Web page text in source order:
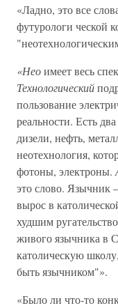
«Ладно, это все
футурологи ческой
«Неоимеет весь
Технологический
пользование
реальности. Есть
дизели, нефть,
неотехнология,
фотоны, электроны.
это слово. Язычник
вырос в
худшим
живого язычника в
католическую
быть язычником"».
«Было ли что-то